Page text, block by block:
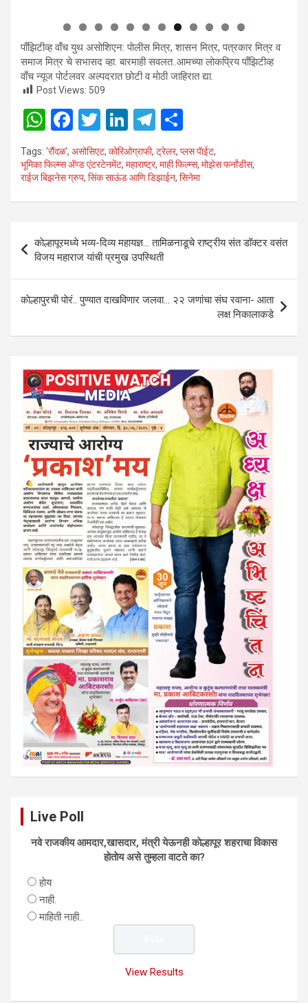
0 1
2
पाँझिटीव्ह वाँच युथ असाेशिएन: पाेलीस मित्र, शासन मित्र, पत्रकार मित्र व
समाज मित्र चे सभासद व्हा. बारमाही सवलत..आमच्या लाेकप्रिय पाँझिटीव्ह
वाँच न्यूज पाेर्टलवर अल्पदरात छाेटी व माेठी जाहिरात द्या.
Post Views: 509
W
h
at
s
A
p
F
a
ce
b
o
o
k
T
wi
tt
er
Li
n
ke
dI
n
T
el
e
gr
a
h
ar
e
Tags: 'रौंदळ', असोसिएट, कोरिओग्राफी, ट्रेलर, प्लस पॅाईट,
भूमिका फिल्म्स अ‍ॅण्ड एंटरटेनमेंट, महाराष्ट्र, माही फिल्म्स, मोझेस फर्नांडीस,
राईज बिझनेस ग्रुप, सिंक साऊंड आणि डिझाईन, सिनेमा
Post
navigation
काेल्हापूरमध्ये भव्य-दिव्य महायज्ञ… तामिळनाडूचे राष्ट्रीय संत डॉक्टर वसंत
विजय महाराज यांची प्रमुख उपस्थिती
काेल्हापुरची पाेरं.. पुण्यात दाखविणार जलवा… २२ जणांचा संघ रवाना- आता
लक्ष निकालाकडे
Live Poll
नवे राजकीय आमदार,खासदार, मंत्री येऊनही काेल्हापूर शहराचा विकास
हाेताेय असे तुम्हला वाटते का?
हाेय
नाही.
माहिती नाही..
View Results